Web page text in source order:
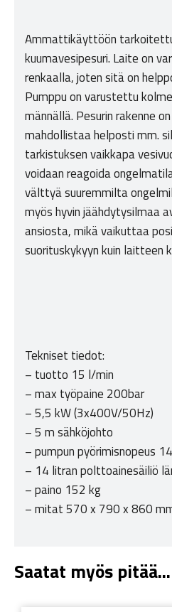
Ammattikäyttöön
kuumavesipesuri. Laite on
renkaalla, joten sitä on
Pumppu on varustettu
männällä. Pesurin rakenne
mahdollistaa helposti mm.
tarkistuksen vaikkapa
voidaan reagoida
välttyä suuremmilta
myös hyvin jäähdytysilmaa
ansiosta, mikä vaikuttaa
suorituskykyyn kuin laitteen
Tekniset tiedot:
– tuotto 15 l/min
– max työpaine 200bar
– 5,5 kW (3x400V/50Hz)
– 5 m sähköjohto
– pumpun pyörimisnopeus
– 14 litran polttoainesäiliö
– paino 152 kg
– mitat 570 x 790 x 860
Saatat myös pitää...